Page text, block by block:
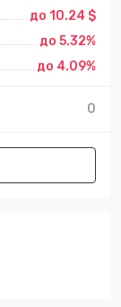
до 10.24 $
до 5.32%
до 4.09%
0